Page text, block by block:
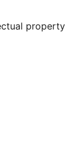
property